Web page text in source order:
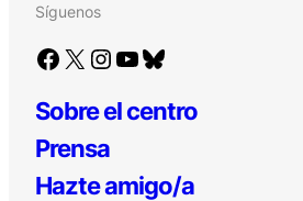
Síguenos
Facebook X Instagram YouTube Bluesky
Sobre el centro
Prensa
Hazte amigo/a